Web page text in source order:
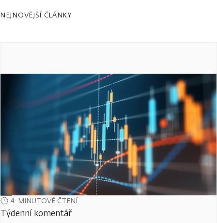
NEJNOVĚJŠÍ ČLÁNKY
4-MINUTOVÉ ČTENÍ
Týdenní komentář